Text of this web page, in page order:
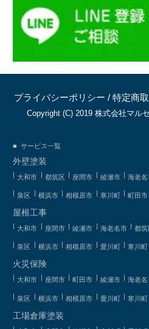
プライバシーポリシー / 特定商
Copyright (C) 2019 株式会社マル
サービス一覧
外壁塗装
大和市 都筑区 座間市 綾瀬市 海老名
泉区 横浜市 相模原市 寒川町 町田市
屋根工事
大和市 座間市 綾瀬市 海老名市 都筑
泉区 横浜市 相模原市 愛川町 寒川町
火災保険
大和市 座間市 町田市 綾瀬市 海老名
泉区 横浜市 相模原市 愛川町 寒川町
工場倉庫塗装